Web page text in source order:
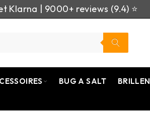
| 9000+ reviews (9.4) ⭐
BUG A SALT
BRILLEN